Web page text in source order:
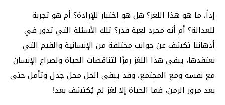
إذاً، ما هو هذا اللغز؟ هل هو اختبار للإرادة؟ أم هو تجربة
للعدالة؟ أم أنه مجرد لعبة قدر؟ تلك الأسئلة التي تدور في
أذهاننا تكشف عن جوانب مختلفة من الإنسانية والقيم التي
نعتقدها، يبقى هذا اللغز رمزًا لتناقضات الحياة ولصراع الإنسان
مع نفسه ومع المجتمع، وقد يبقى الحل محل جدل وتأمل حتى
بعد مرور الزمن، فما الحياة إلا لغز لم يُكتشف بعد!